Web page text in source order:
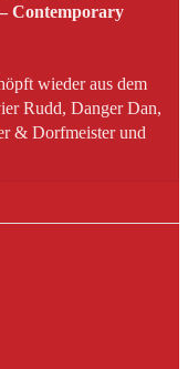
Contemporary
wieder aus dem
Rudd, Danger Dan,
& Dorfmeister und